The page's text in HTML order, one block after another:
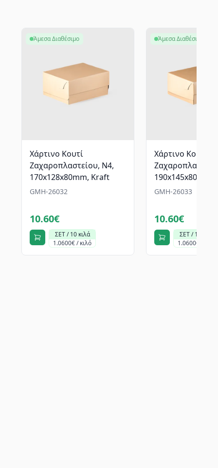
Χάρτινο Κουτί
Ζαχαροπλαστείου, N4,
170x128x80mm, Kraft
GMH-26032
10.60€
ΣΕΤ / 10 κιλά
1.0600€ / κιλό
Άμεσα Διαθέσιμο
Χάρτινο Κουτί
190x145x80mm,
GMH-26033
10.60€
ΣΕΤ / 10 κιλά
1.0600€ / κιλό
Άμεσα Διαθέσιμο